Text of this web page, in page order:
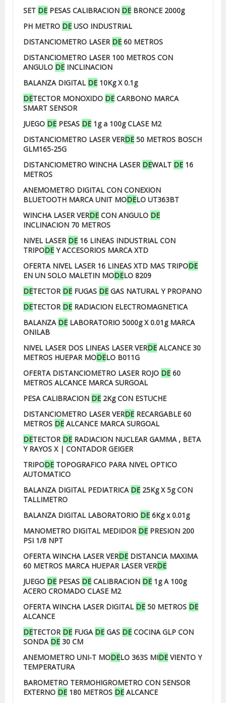
SET DE PESAS CALIBRACION DE BRONCE 2000g
PH METRO DE USO INDUSTRIAL
DISTANCIOMETRO LASER DE 60 METROS
DISTANCIOMETRO LASER 100 METROS CON
ANGULO DE INCLINACION
BALANZA DIGITAL DE 10Kg X 0.1g
DETECTOR MONOXIDO DE CARBONO MARCA
SMART SENSOR
JUEGO DE PESAS DE 1g a 100g CLASE M2
DISTANCIOMETRO LASER VERDE 50 METROS BOSCH
GLM165-25G
DISTANCIOMETRO WINCHA LASER DEWALT DE 16
METROS
ANEMOMETRO DIGITAL CON CONEXION
BLUETOOTH MARCA UNIT MODELO UT363BT
WINCHA LASER VERDE CON ANGULO DE
INCLINACION 70 METROS
NIVEL LASER DE 16 LINEAS INDUSTRIAL CON
TRIPODE Y ACCESORIOS MARCA XTD
OFERTA NIVEL LASER 16 LINEAS XTD MAS TRIPODE
EN UN SOLO MALETIN MODELO 8209
DETECTOR DE FUGAS DE GAS NATURAL Y PROPANO
DETECTOR DE RADIACION ELECTROMAGNETICA
BALANZA DE LABORATORIO 5000g X 0.01g MARCA
ONILAB
NIVEL LASER DOS LINEAS LASER VERDE ALCANCE 30
METROS HUEPAR MODELO B011G
OFERTA DISTANCIOMETRO LASER ROJO DE 60
METROS ALCANCE MARCA SURGOAL
PESA CALIBRACION DE 2Kg CON ESTUCHE
DISTANCIOMETRO LASER VERDE RECARGABLE 60
METROS DE ALCANCE MARCA SURGOAL
DETECTOR DE RADIACION NUCLEAR GAMMA , BETA
Y RAYOS X | CONTADOR GEIGER
TRIPODE TOPOGRAFICO PARA NIVEL OPTICO
AUTOMATICO
BALANZA DIGITAL PEDIATRICA DE 25Kg X 5g CON
TALLIMETRO
BALANZA DIGITAL LABORATORIO DE 6Kg x 0.01g
MANOMETRO DIGITAL MEDIDOR DE PRESION 200
PSI 1/8 NPT
OFERTA WINCHA LASER VERDE DISTANCIA MAXIMA
60 METROS MARCA HUEPAR LASER VERDE
JUEGO DE PESAS DE CALIBRACION DE 1g A 100g
ACERO CROMADO CLASE M2
OFERTA WINCHA LASER DIGITAL DE 50 METROS DE
ALCANCE
DETECTOR DE FUGA DE GAS DE COCINA GLP CON
SONDA DE 30 CM
ANEMOMETRO UNI-T MODELO 363S MIDE VIENTO Y
TEMPERATURA
BAROMETRO TERMOHIGROMETRO CON SENSOR
EXTERNO DE 180 METROS DE ALCANCE